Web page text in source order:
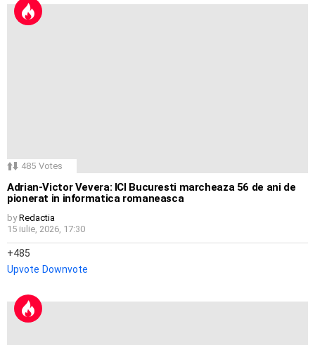
485 Votes
Adrian-Victor Vevera: ICI Bucuresti marcheaza 56 de ani de
pionerat in informatica romaneasca
by Redactia
15 iulie, 2026, 17:30
485
Upvote Downvote